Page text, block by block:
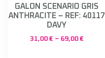
GALON SCENARIO GRIS
ANTHRACITE – REF: 40117
DAVY
31,00 € – 69,00 €